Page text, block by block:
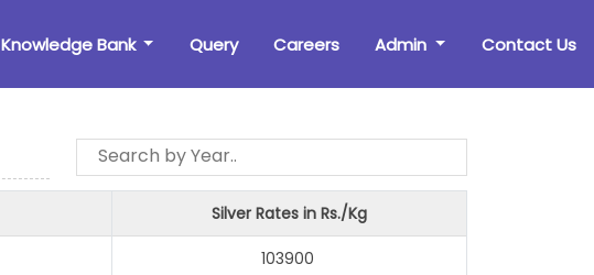
Knowledge Bank Query Careers Admin Contact Us
Silver Rates in Rs./Kg
103900